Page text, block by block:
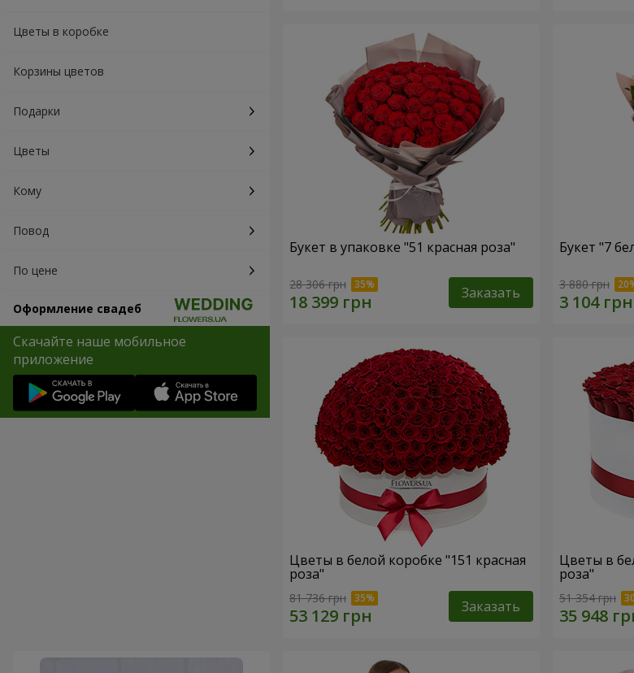
Цветы в коробке
Корзины цветов
Подарки
Цветы
Кому
Повод
По цене
Оформление свадеб
Скачайте наше мобильное
приложение
Букет в упаковке "51 красная роза"
28 306 грн Заказать
Букет "7
3 880 грн
Цветы в белой коробке "151 красная
роза"
81 736 грн Заказать
Цветы в
роза"
51 354 грн